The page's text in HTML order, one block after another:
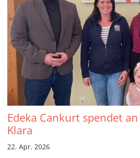
Edeka Cankurt spendet
Klara
22. Apr. 2026